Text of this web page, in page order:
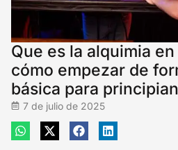
Que es la alquimia
cómo empezar de
básica para
7 de julio de 2025